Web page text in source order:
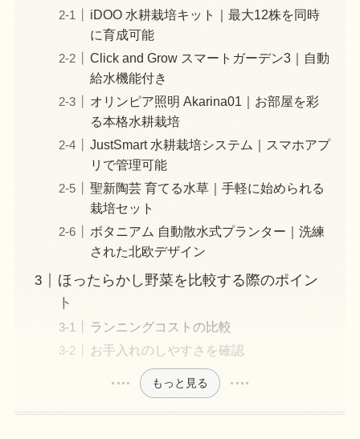
iDOO 水耕栽培キット｜最大12株を同時
に育成可能
Click and Grow スマートガーデン3｜自動
給水機能付き
オリンピア照明 Akarina01｜お部屋を彩
る本格水耕栽培
JustSmart 水耕栽培システム｜スマホアプ
リで管理可能
聖新陶芸 育てる水草｜手軽に始められる
栽培セット
ボタニアム 自動散水式プランター｜洗練
された北欧デザイン
ほったらかし野菜を比較する際のポイン
ト
ランニングコストの比較
お手入れのしやすさを確認
もっと見る